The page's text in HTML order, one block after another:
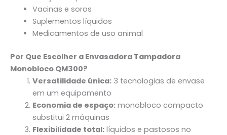
Vacinas e soros
Suplementos líquidos
Medicamentos de uso animal
Por Que Escolher a Envasadora Tampadora
Monobloco QM300?
Versatilidade única:3 tecnologias de envase
em um equipamento
Economia de espaço:monobloco compacto
substitui 2 máquinas
Flexibilidade total:líquidos e pastosos no